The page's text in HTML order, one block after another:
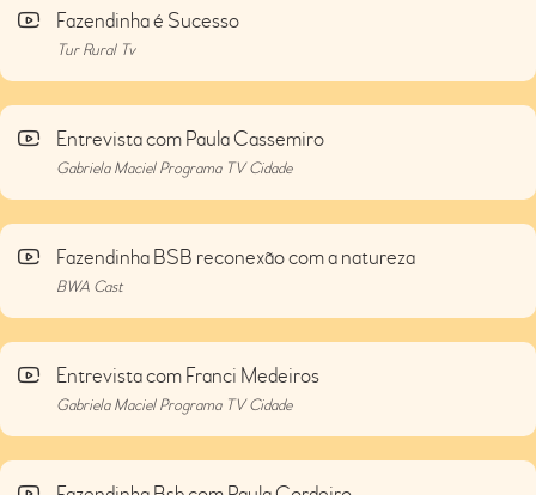
Fazendinha é Sucesso
Tur Rural Tv
Entrevista com Paula Cassemiro
Gabriela Maciel Programa TV Cidade
Fazendinha BSB reconexão com a natureza
BWA Cast
Entrevista com Franci Medeiros
Gabriela Maciel Programa TV Cidade